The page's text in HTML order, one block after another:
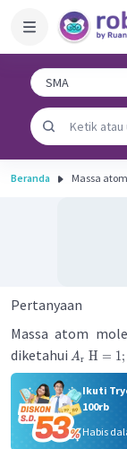
Beranda Massa
Pertanyaan
Massa atom
diketahui Ar H = 1;
Ikuti
100rb
Habis